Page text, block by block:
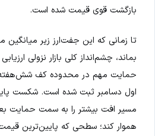
بازگشت قوی قیمت شده است.
تا زمانی که این جفت‌ارز زیر
بماند، چشم‌انداز کلی بازار نزولی
اول دسامبر ثبت شده است. شکست